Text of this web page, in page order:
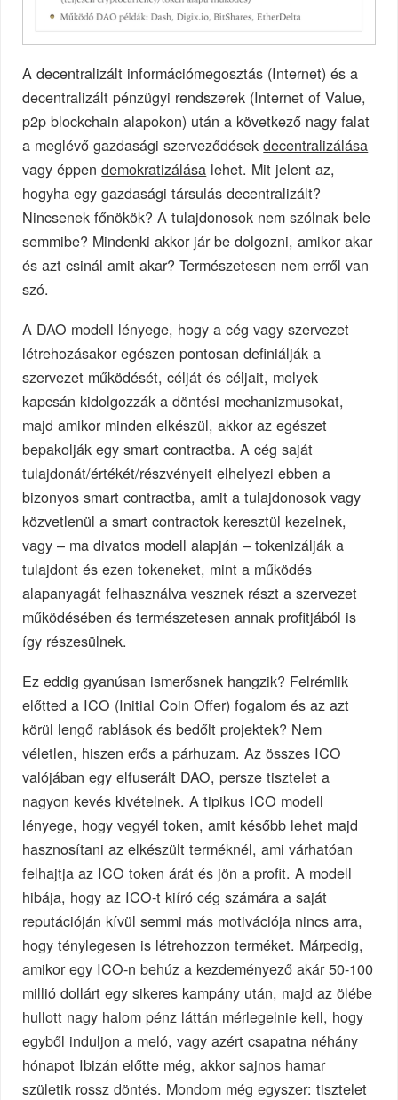
A decentralizált információmegosztás (Internet) és a
decentralizált pénzügyi rendszerek (Internet of Value,
p2p blockchain alapokon) után a következő nagy falat
a meglévő gazdasági szerveződésekdecentralizálása
vagy éppendemokratizálása lehet. Mit jelent az,
hogyha egy gazdasági társulás decentralizált?
Nincsenek főnökök? A tulajdonosok nem szólnak bele
semmibe? Mindenki akkor jár be dolgozni, amikor akar
és azt csinál amit akar? Természetesen nem erről van
szó.
A DAO modell lényege, hogy a cég vagy szervezet
létrehozásakor egészen pontosan definiálják a
szervezet működését, célját és céljait, melyek
kapcsán kidolgozzák a döntési mechanizmusokat,
majd amikor minden elkészül, akkor az egészet
bepakolják egy smart contractba. A cég saját
tulajdonát/értékét/részvényeit elhelyezi ebben a
bizonyos smart contractba, amit a tulajdonosok vagy
közvetlenül a smart contractok keresztül kezelnek,
vagy – ma divatos modell alapján – tokenizálják a
tulajdont és ezen tokeneket, mint a működés
alapanyagát felhasználva vesznek részt a szervezet
működésében és természetesen annak profitjából is
így részesülnek.
Ez eddig gyanúsan ismerősnek hangzik? Felrémlik
előtted a ICO (Initial Coin Offer) fogalom és az azt
körül lengő rablások és bedőlt projektek? Nem
véletlen, hiszen erős a párhuzam. Az összes ICO
valójában egy elfuserált DAO, persze tisztelet a
nagyon kevés kivételnek. A tipikus ICO modell
lényege, hogy vegyél token, amit később lehet majd
hasznosítani az elkészült terméknél, ami várhatóan
felhajtja az ICO token árát és jön a profit. A modell
hibája, hogy az ICO-t kiíró cég számára a saját
reputációján kívül semmi más motivációja nincs arra,
hogy ténylegesen is létrehozzon terméket. Márpedig,
amikor egy ICO-n behúz a kezdeményező akár 50-100
millió dollárt egy sikeres kampány után, majd az ölébe
hullott nagy halom pénz láttán mérlegelnie kell, hogy
egyből induljon a meló, vagy azért csapatna néhány
hónapot Ibizán előtte még, akkor sajnos hamar
születik rossz döntés. Mondom még egyszer: tisztelet